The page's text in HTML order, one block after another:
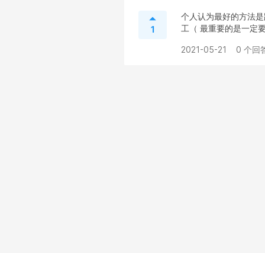
1
个人认为最好的方法
工（ 最重要的是一定
2021-05-21 0 个回